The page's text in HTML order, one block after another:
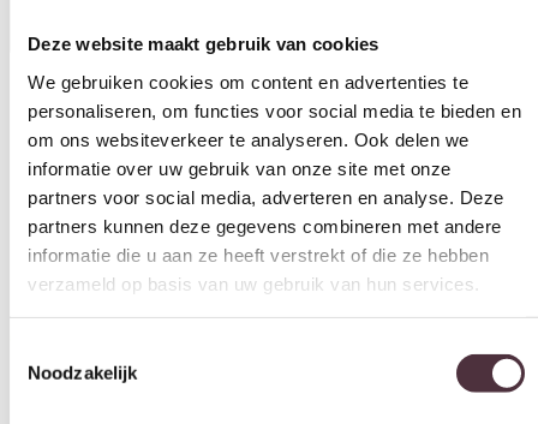
informatie over uw gebruik van onze site met onze
partners voor social media, adverteren en analyse. Deze
partners kunnen deze gegevens combineren met andere
informatie die u aan ze heeft verstrekt of die ze hebben
verzameld op basis van uw gebruik van hun services.
Toestemmingsselectie
Noodzakelijk
Categorie
Eetkamerstoelen
Merk
Gratisthuis bezorgd boven de €100,-
2 jaar CBWgarantie op meubelen